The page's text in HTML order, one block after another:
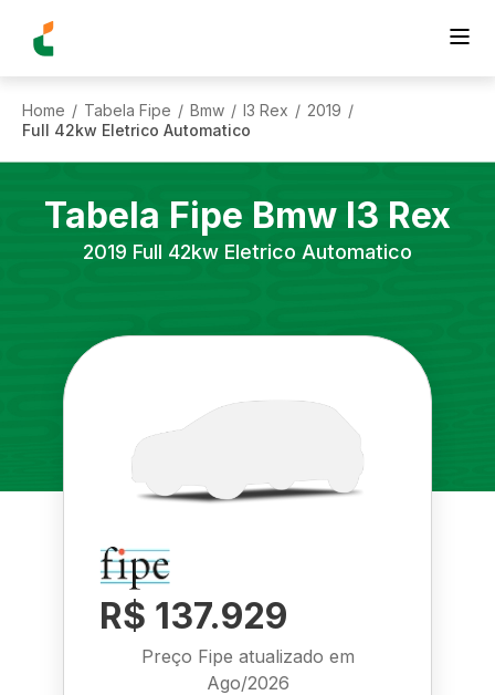
Home / Tabela Fipe / Bmw / I3 Rex / 2019 /
Full 42kw Eletrico Automatico
Tabela Fipe Bmw I3 Rex
2019 Full 42kw Eletrico Automatico
R$ 137.929
Preço Fipe atualizado em
Ago/2026